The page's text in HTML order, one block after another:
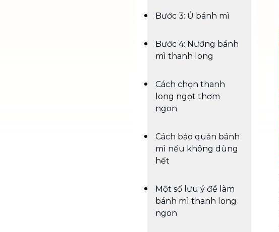
Bước 3: Ủ bánh mì
Bước 4: Nướng bánh
mì thanh long
Cách chọn thanh
long ngọt thơm
ngon
Cách bảo quản bánh
mì nếu không dùng
hết
Một số lưu ý để làm
bánh mì thanh long
ngon